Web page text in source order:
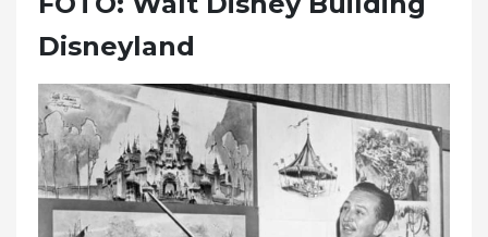
Disneyland